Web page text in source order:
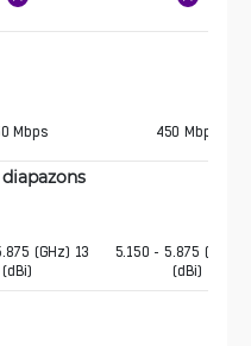
Mbps 450 Mbps
(GHz) 13
(dBi)
5.150 - 5.875 (GHz)
(dBi)